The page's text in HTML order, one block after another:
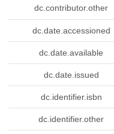
dc.contributor.other
dc.date.accessioned
dc.date.available
dc.date.issued
dc.identifier.isbn
dc.identifier.other